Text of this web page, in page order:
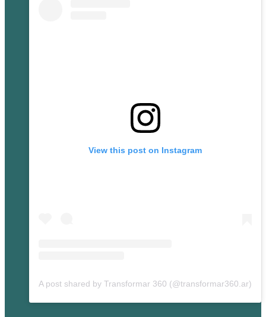
View this post on Instagram
A post shared by Transformar 360 (@transformar360.ar)